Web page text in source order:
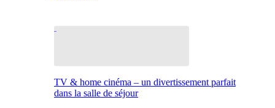
TV & home cinéma – un divertissement parfait
dans la salle de séjour